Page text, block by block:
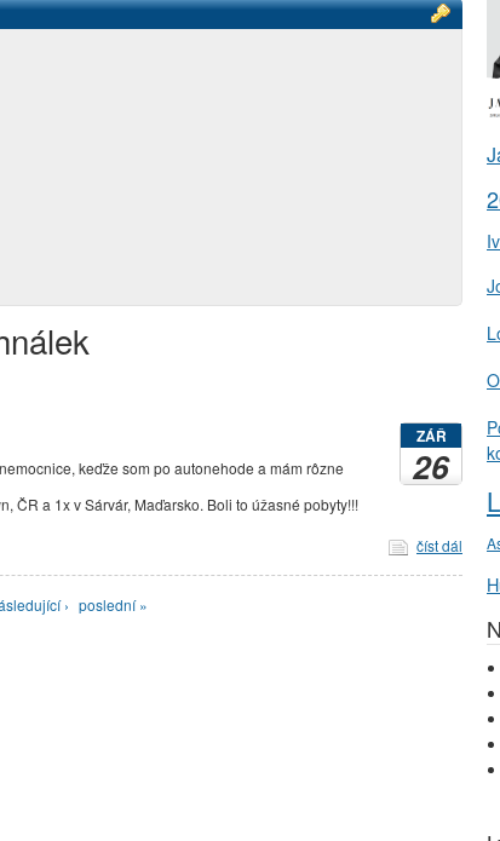
ZÁŘ
26
keďže som po autonehode a mám rôzne
ČR a 1x v Sárvár, Maďarsko. Boli to úžasné pobyty!!!
číst dál
› poslední »